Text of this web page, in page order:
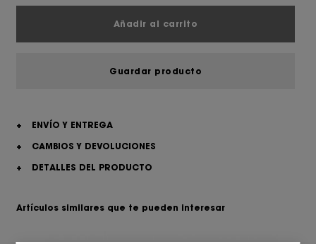
Añadir al carrito
Guardar producto
+
ENVÍO Y ENTREGA
+
CAMBIOS Y DEVOLUCIONES
+
DETALLES DEL PRODUCTO
Artículos similares que te pueden interesar